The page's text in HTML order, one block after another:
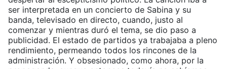
ser interpretada en un concierto de Sabina y su
banda, televisado en directo, cuando, justo al
comenzar y mientras duró el tema, se dio paso a
publicidad. El estado de partidos ya trabajaba a pleno
rendimiento, permeando todos los rincones de la
administración. Y obsesionado, como ahora, por la